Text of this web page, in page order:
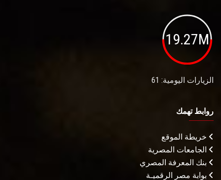
19.27M
الزيارات اليومية: 61
روابط تهمك
خريطة الموقع
الجامعات المصرية
بنك المعرفة المصري
بوابة مصر الرقميـة